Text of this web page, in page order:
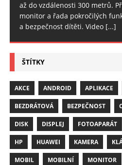
až do vzdálenosti 300 metrů.
monitor a řada pokročilých
a bezpečnost dítěti. Video [...]
ŠTÍTKY
AKCE ANDROID APLIKACE
BEZDRÁTOVÁ BEZPEČNOST
DISK DISPLEJ FOTOAPARÁT
HP HUAWEI KAMERA
MOBIL MOBILNÍ MONITOR